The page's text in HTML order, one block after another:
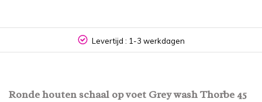
Levertijd : 1-3 werkdagen
Ronde houten schaal op voet Grey wash Thorbe 45